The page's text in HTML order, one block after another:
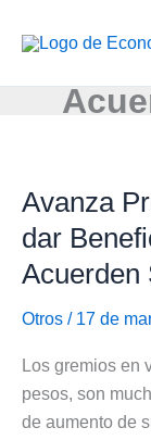
Avanza
dar
Acuerden
Otros / 17 de
Los gremios en
pesos, son
de aumento de